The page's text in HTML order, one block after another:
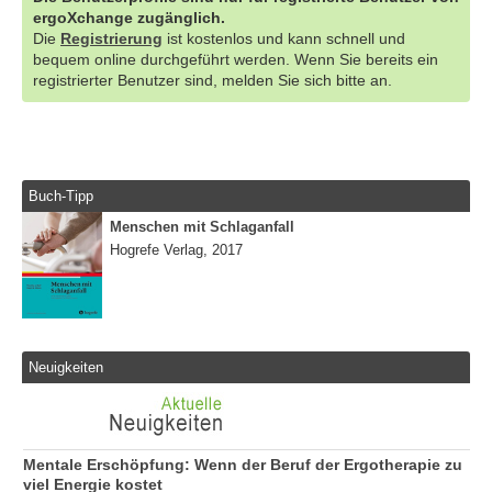
ergoXchange zugänglich.
Die Registrierung ist kostenlos und kann schnell und
bequem online durchgeführt werden. Wenn Sie bereits ein
registrierter Benutzer sind, melden Sie sich bitte an.
Buch-Tipp
Menschen mit Schlaganfall
Hogrefe Verlag, 2017
Neuigkeiten
Mentale Erschöpfung: Wenn der Beruf der Ergotherapie zu
viel Energie kostet